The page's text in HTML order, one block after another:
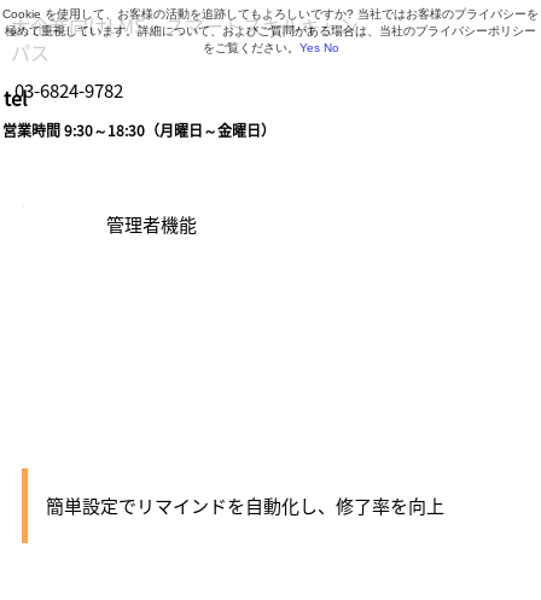
営業時間 9:30～18:30（月曜日～金曜日）
tel03-6824-9782
大企業向けLMS・スマートスキルキャン
パス
管理者機能
簡単設定でリマインドを自動化し、修了率を向上
Cookie を使用して、お客様の活動を追跡してもよろしいですか? 当社ではお客様のプライバシーを
極めて重視しています。詳細について、およびご質問がある場合は、当社のプライバシーポリシー
をご覧ください。 Yes No